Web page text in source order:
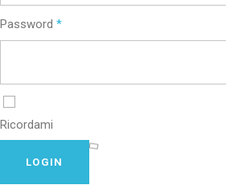
Password *
Ricordami
LOGIN